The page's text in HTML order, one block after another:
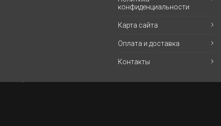
конфиденциальности
Карта сайта
Оплата и доставка
Контакты
Кабинет